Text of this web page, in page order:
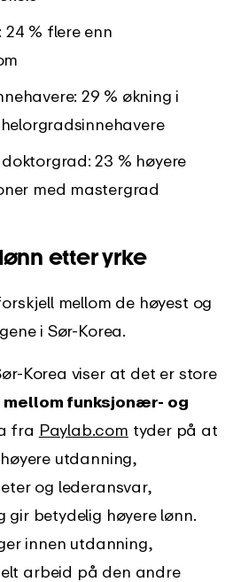
% flere enn
29 % økning i
23 % høyere
med mastergrad
etter yrke
mellom de høyest og
i Sør-Korea.
Korea viser at det er store
funksjonær- og
fra Paylab.com tyder på at
utdanning,
og lederansvar,
gir betydelig høyere lønn.
innen utdanning,
arbeid på den andre